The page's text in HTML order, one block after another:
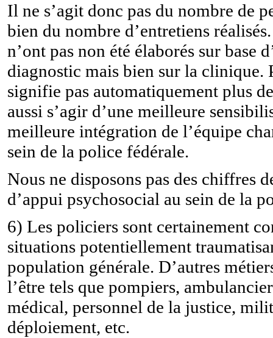
Il ne s’agit donc pas du nombre de
bien du nombre d’entretiens
n’ont pas non été élaborés sur base
diagnostic mais bien sur la clinique.
signifie pas automatiquement plus
aussi s’agir d’une meilleure
meilleure intégration de l’équipe
sein de la police fédérale.
Nous ne disposons pas des chiffres
d’appui psychosocial au sein de la
6) Les policiers sont certainement
situations potentiellement
population générale. D’autres
l’être tels que pompiers,
médical, personnel de la justice,
déploiement, etc.